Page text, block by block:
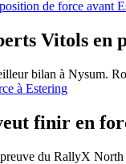
Vitols en
bilan à Nysum.
finir en
du RallyX